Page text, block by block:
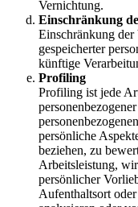
Vernichtung.
Einschränkung
Einschränkung
gespeicherter
künftige
Profiling
Profiling ist jede
persönliche
beziehen, zu
Arbeitsleistung,
persönlicher
Aufenthaltsort